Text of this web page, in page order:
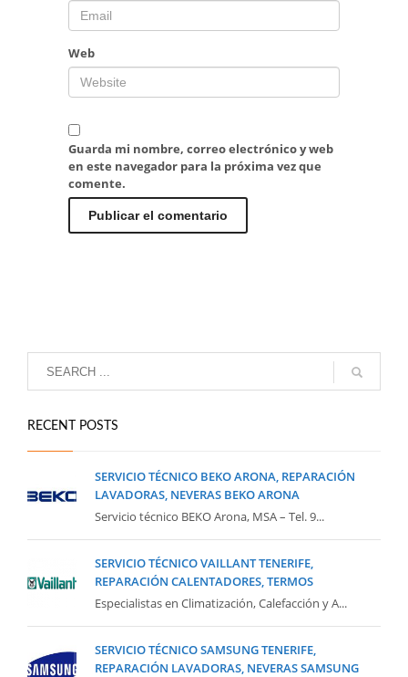
Web
Guarda mi nombre, correo electrónico y web
en este navegador para la próxima vez que
comente.
RECENT POSTS
SERVICIO TÉCNICO BEKO ARONA, REPARACIÓN
LAVADORAS, NEVERAS BEKO ARONA
Servicio técnico BEKO Arona, MSA – Tel. 9...
SERVICIO TÉCNICO VAILLANT TENERIFE,
REPARACIÓN CALENTADORES, TERMOS
Especialistas en Climatización, Calefacción y A...
SERVICIO TÉCNICO SAMSUNG TENERIFE,
REPARACIÓN LAVADORAS, NEVERAS SAMSUNG